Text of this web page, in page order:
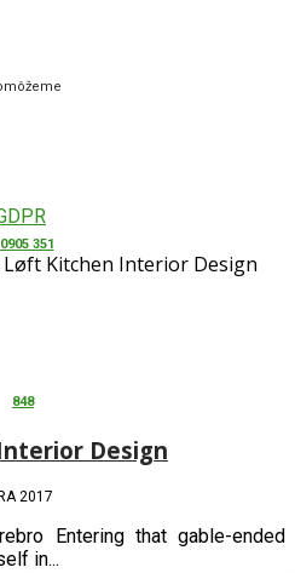
0905 351
848
Løft Kitchen Interior Design
Design
2017
Entering that gable-ended
in...